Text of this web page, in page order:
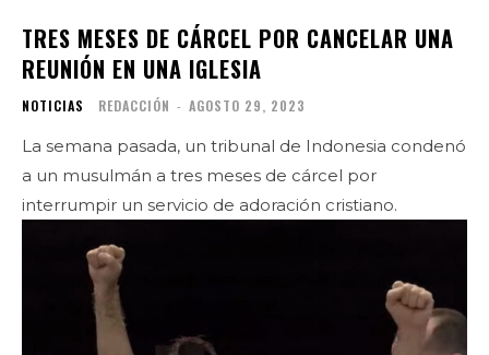
TRES MESES DE CÁRCEL POR CANCELAR UNA
REUNIÓN EN UNA IGLESIA
NOTICIAS REDACCIÓN - AGOSTO 29, 2023
La semana pasada, un tribunal de Indonesia condenó
a un musulmán a tres meses de cárcel por
interrumpir un servicio de adoración cristiano.